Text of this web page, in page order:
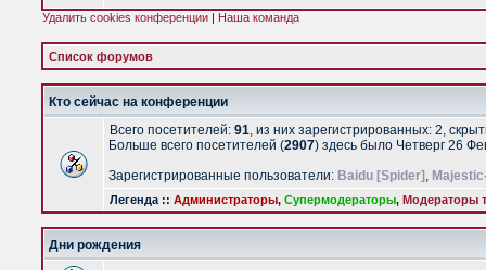
Удалить cookies конференции | Наша команда
Список форумов
Кто сейчас на конференции
Всего посетителей: 91, из них зарегистрированных: 2,
Больше всего посетителей (2907) здесь было Четверг 26
Зарегистрированные пользователи: Baidu [Spider] ,
Легенда :: Администраторы, Супермодераторы, Модераторы
Дни рождения